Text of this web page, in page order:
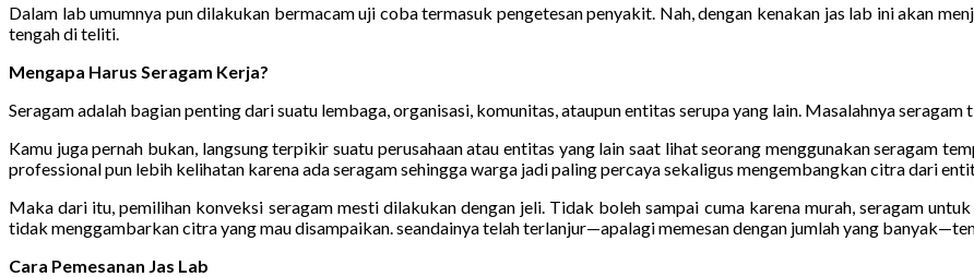
Dalam lab umumnya pun dilakukan bermacam uji coba termasuk pengetesan penyakit. Nah, dengan kenakan jas lab ini akan
tengah di teliti.
Mengapa Harus Seragam Kerja?
Seragam adalah bagian penting dari suatu lembaga, organisasi, komunitas, ataupun entitas serupa yang lain. Masalahnya
Kamu juga pernah bukan, langsung terpikir suatu perusahaan atau entitas yang lain saat lihat seorang menggunakan seragam
professional pun lebih kelihatan karena ada seragam sehingga warga jadi paling percaya sekaligus mengembangkan citra dari
Maka dari itu, pemilihan konveksi seragam mesti dilakukan dengan jeli. Tidak boleh sampai cuma karena murah, seragam
tidak menggambarkan citra yang mau disampaikan. seandainya telah terlanjur—apalagi memesan dengan jumlah yang
Cara Pemesanan Jas Lab